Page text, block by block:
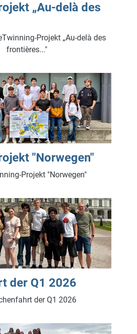
„Au-delà des
Projekt „Au-delà des
frontières..."
"Norwegen"
Projekt "Norwegen"
der Q1 2026
der Q1 2026